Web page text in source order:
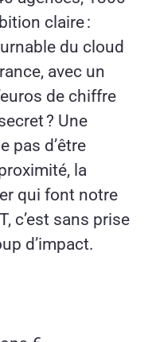
claire :
du cloud
avec un
de chiffre
? Une
pas d’être
la
qui font notre
c’est sans prise
d’impact.